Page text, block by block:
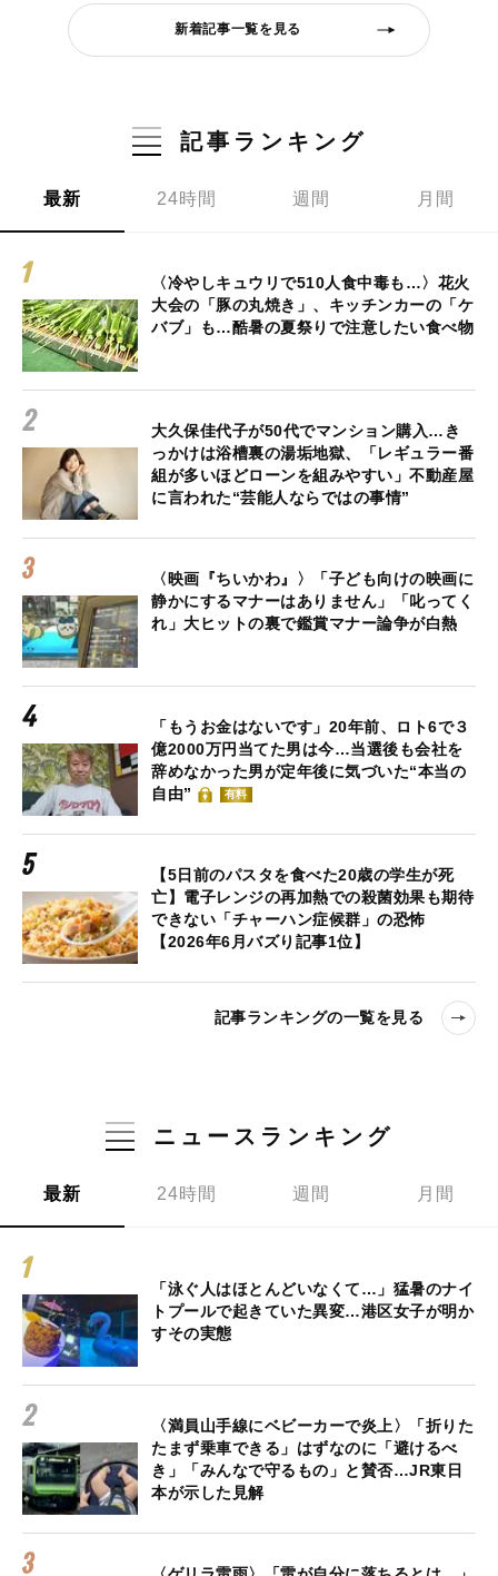
新着記事一覧を見る
記事ランキング
最新 24時間 週間 月間
〈冷やしキュウリで510人食中毒も…〉花火
大会の「豚の丸焼き」、キッチンカーの「ケ
バブ」も…酷暑の夏祭りで注意したい食べ物
大久保佳代子が50代でマンション購入…き
っかけは浴槽裏の湯垢地獄、「レギュラー番
組が多いほどローンを組みやすい」不動産屋
に言われた“芸能人ならではの事情”
〈映画『ちいかわ』〉「子ども向けの映画に
静かにするマナーはありません」「叱ってく
れ」大ヒットの裏で鑑賞マナー論争が白熱
「もうお金はないです」20年前、ロト6で３
億2000万円当てた男は今…当選後も会社を
辞めなかった男が定年後に気づいた“本当の
自由”
有料
【5日前のパスタを食べた20歳の学生が死
亡】電子レンジの再加熱での殺菌効果も期待
できない「チャーハン症候群」の恐怖
【2026年6月バズり記事1位】
記事ランキングの一覧を見る
ニュースランキング
最新 24時間 週間 月間
「泳ぐ人はほとんどいなくて…」猛暑のナイ
トプールで起きていた異変…港区女子が明か
すその実態
〈満員山手線にベビーカーで炎上〉「折りた
たまず乗車できる」はずなのに「避けるべ
き」「みんなで守るもの」と賛否…JR東日
本が示した見解